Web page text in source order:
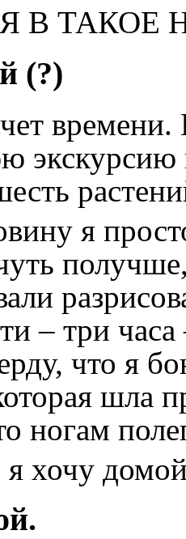
В ТАКОЕ
(?)
я
– три
что я
шла
ногам
хочу